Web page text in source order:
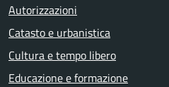
Autorizzazioni
Catasto e urbanistica
Cultura e tempo libero
Educazione e formazione